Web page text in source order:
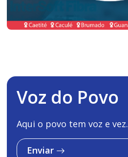
Voz do Povo
Aqui o povo tem voz e vez.
Enviar